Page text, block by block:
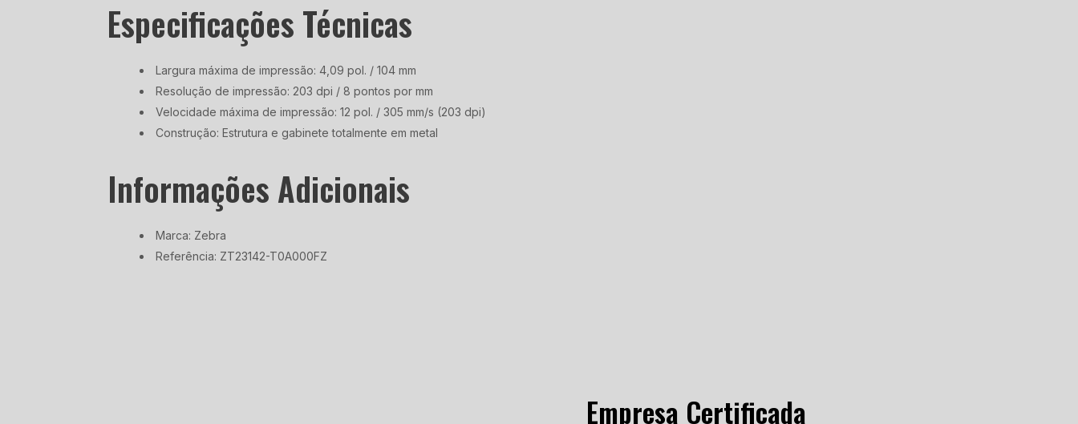
Especificações Técnicas
Largura máxima de impressão: 4,09 pol. / 104 mm
Resolução de impressão: 203 dpi / 8 pontos por mm
Velocidade máxima de impressão: 12 pol. / 305 mm/s (203 dpi)
Construção: Estrutura e gabinete totalmente em metal
Informações Adicionais
Marca: Zebra
Referência: ZT23142-T0A000FZ
Empresa Certificada